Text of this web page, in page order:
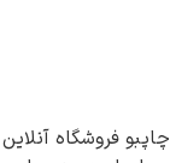
چاپبو فروشگاه